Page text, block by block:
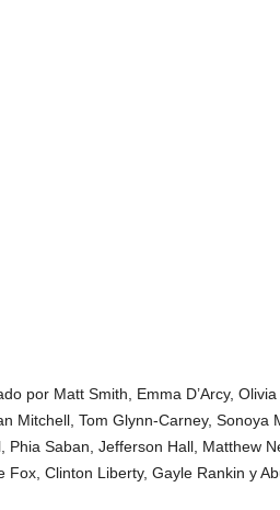
por Matt Smith, Emma D’Arcy, Olivia
Mitchell, Tom Glynn-Carney, Sonoya
Saban, Jefferson Hall, Matthew
Clinton Liberty, Gayle Rankin y